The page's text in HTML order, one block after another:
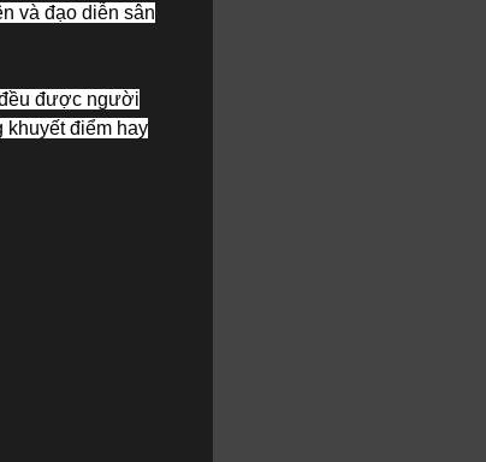
và đạo diễn sân
được người
điểm hay